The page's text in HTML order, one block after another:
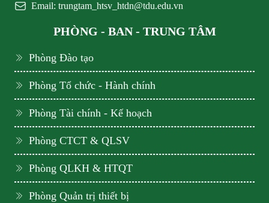
Email: trungtam_htsv_htdn@tdu.edu.vn
PHÒNG - BAN - TRUNG TÂM
Phòng Đào tạo
Phòng Tổ chức - Hành chính
Phòng Tài chính - Kế hoạch
Phòng CTCT & QLSV
Phòng QLKH & HTQT
Phòng Quản trị thiết bị